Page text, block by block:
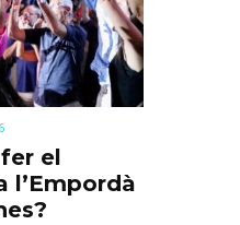
el
l’Empordà